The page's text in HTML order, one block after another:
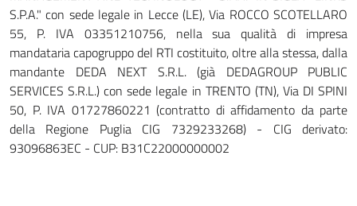
S.P.A." con sede legale in Lecce (LE), Via ROCCO SCOTELLARO
55, P. IVA 03351210756, nella sua qualità di impresa
mandataria capogruppo del RTI costituito, oltre alla stessa, dalla
mandante DEDA NEXT S.R.L. (già DEDAGROUP PUBLIC
SERVICES S.R.L.) con sede legale in TRENTO (TN), Via DI SPINI
50, P. IVA 01727860221 (contratto di affidamento da parte
della Regione Puglia CIG 7329233268) - CIG derivato:
93096863EC - CUP: B31C22000000002